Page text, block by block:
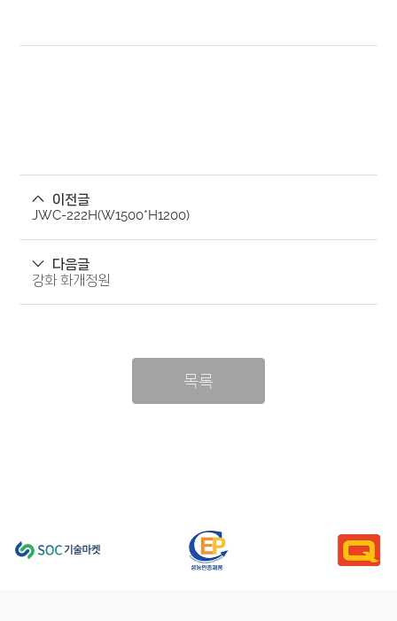
이전글
JWC-222H(W1500*H1200)
다음글
강화 화개정원
목록